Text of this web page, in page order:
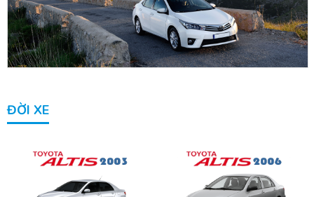
ĐỜI XE